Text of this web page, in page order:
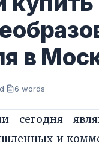
в
· 6 words
сегодня
и